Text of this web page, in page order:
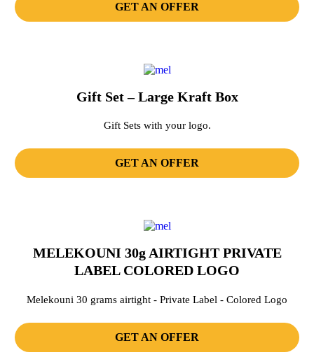
GET AN OFFER
Gift Set – Large Kraft Box
Gift Sets with your logo.
GET AN OFFER
MELEKOUNI 30g AIRTIGHT PRIVATE
LABEL COLORED LOGO
Melekouni 30 grams airtight - Private Label - Colored Logo
GET AN OFFER